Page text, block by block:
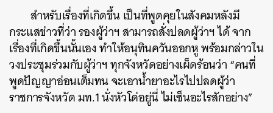
สำหรับเรื่องที่เกิดขึ้น เป็นที่พูดคุยในสังคมหลังมี
กระแสข่าวที่ว่า รองผู้ว่าฯ สามารถสั่งปลดผู้ว่าฯ ได้ จาก
เรื่องที่เกิดขึ้นนั้นเอง ทำให้อนุทินควันออกหู พร้อมกล่าวใน
วงประชุมร่วมกับผู้ว่าฯ ทุกจังหวัดอย่างเผ็ดร้อนว่า “คนที่
พูดปัญญาอ่อนเต็มทน จะเอาน้ำยาอะไรไปปลดผู้ว่า
ราชการจังหวัด มท.1 นั่งหัวโด่อยู่นี่ ไม่เซ็นอะไรสักอย่าง”